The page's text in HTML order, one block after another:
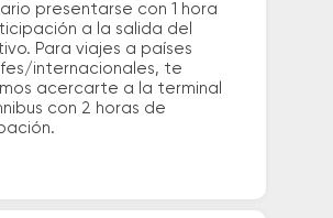
presentarse con 1 hora
a la salida del
Para viajes a países
internacionales, te
acercarte a la terminal
con 2 horas de